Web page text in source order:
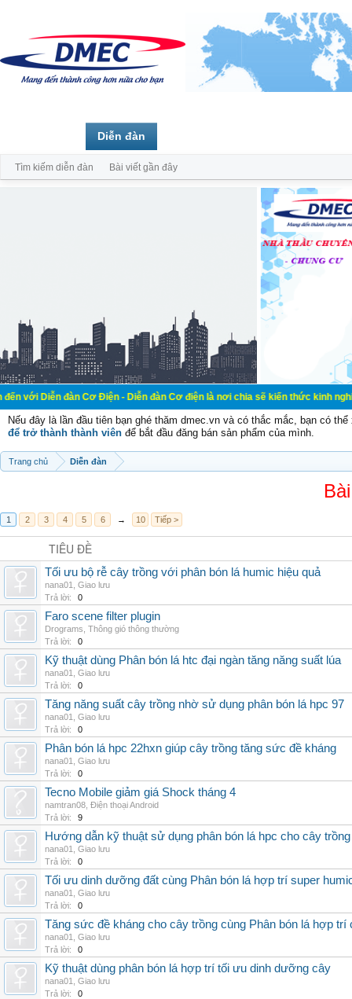
đàn Cơ Điện - Diễn đàn Cơ điện là nơi chia sẽ kiến thức kinh nghiệm
Nếu đây là lần đầu tiên bạn ghé thăm dmec.vn và có thắc mắc, bạn có
để trở thành thành viên để bắt đầu đăng bán sản phẩm của mình.
Trang chủ Diễn đàn
1 2 3 4 5 6 → 10 Tiếp >
TIÊU ĐỀ
Tối ưu bộ rễ cây trồng với phân bón lá humic hiệu quả
nana01
Giao lưu
Trả lời:
0
Faro scene filter plugin
Drograms Thông gió thông thường
Trả lời:
0
Kỹ thuật dùng Phân bón lá htc đại ngàn tăng năng suất lúa
nana01
Giao lưu
Trả lời:
0
Tăng năng suất cây trồng nhờ sử dụng phân bón lá hpc 97
nana01
Giao lưu
Trả lời:
0
Phân bón lá hpc 22hxn giúp cây trồng tăng sức đề kháng
nana01
Giao lưu
Trả lời:
0
Tecno Mobile giảm giá Shock tháng 4
namtran08 Điện thoại Android
Trả lời:
9
Hướng dẫn kỹ thuật sử dụng phân bón lá hpc cho cây trồng
nana01
Giao lưu
Trả lời:
0
Tối ưu dinh dưỡng đất cùng Phân bón lá hợp trí super
nana01
Giao lưu
Trả lời:
0
Tăng sức đề kháng cho cây trồng cùng Phân bón lá hợp trí
nana01
Giao lưu
Trả lời:
0
Kỹ thuật dùng phân bón lá hợp trí tối ưu dinh dưỡng cây
nana01
Giao lưu
Trả lời:
0
Diễn đàn
Tìm kiếm diễn đàn Bài viết gần đây